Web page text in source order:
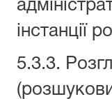
інстанції
5.3.3.